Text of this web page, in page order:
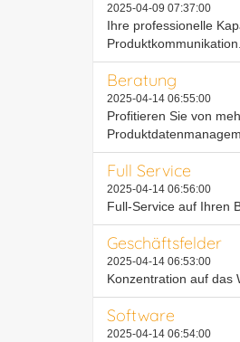
2025-04-09 07:37:00
Ihre professionelle
Produktkommunikation.
Beratung
2025-04-14 06:55:00
Profitieren Sie von
Full Service
2025-04-14 06:56:00
Full-Service auf Ihren
Geschäftsfelder
2025-04-14 06:53:00
Konzentration auf das
Software
2025-04-14 06:54:00